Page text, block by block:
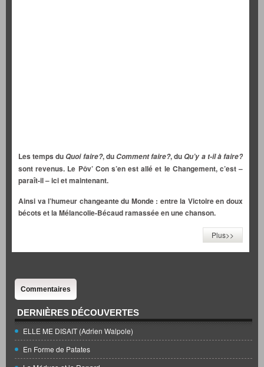
Les temps du Quoi faire?, du Comment faire?, du Qu’y a t-il à faire?
sont revenus. Le Pôv’ Con s’en est allé et le Changement, c’est –
paraît-il – ici et maintenant.
Ainsi va l’humeur changeante du Monde : entre la Victoire en doux
bécots et la Mélancolie-Bécaud ramassée en une chanson.
Plus>>
Commentaires
DERNIÈRES DÉCOUVERTES
ELLE ME DISAIT (Adrien Walpole)
En Forme de Patates